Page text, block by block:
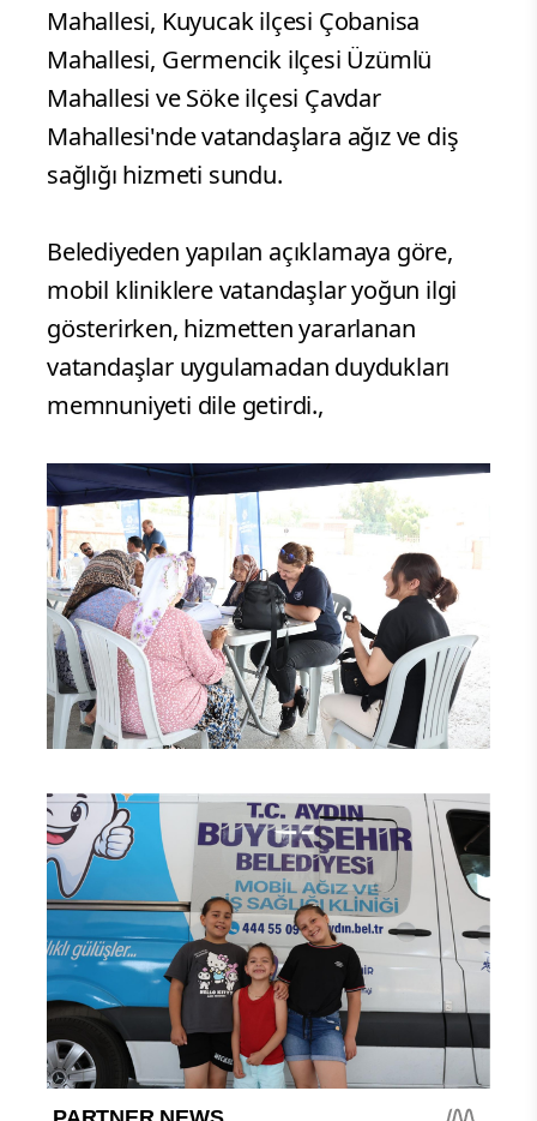
Mahallesi, Kuyucak ilçesi Çobanisa
Mahallesi, Germencik ilçesi Üzümlü
Mahallesi ve Söke ilçesi Çavdar
Mahallesi'nde vatandaşlara ağız ve diş
sağlığı hizmeti sundu.
Belediyeden yapılan açıklamaya göre,
mobil kliniklere vatandaşlar yoğun ilgi
gösterirken, hizmetten yararlanan
vatandaşlar uygulamadan duydukları
memnuniyeti dile getirdi.,